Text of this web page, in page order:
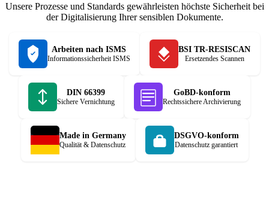
Unsere Prozesse und Standards gewährleisten höchste Sicherheit bei
der Digitalisierung Ihrer sensiblen Dokumente.
Arbeiten nach ISMS
Informationssicherheit ISMS
BSI TR-RESISCAN
Ersetzendes Scannen
DIN 66399
Sichere Vernichtung
GoBD-konform
Rechtssichere Archivierung
Made in Germany
Qualität & Datenschutz
DSGVO-konform
Datenschutz garantiert